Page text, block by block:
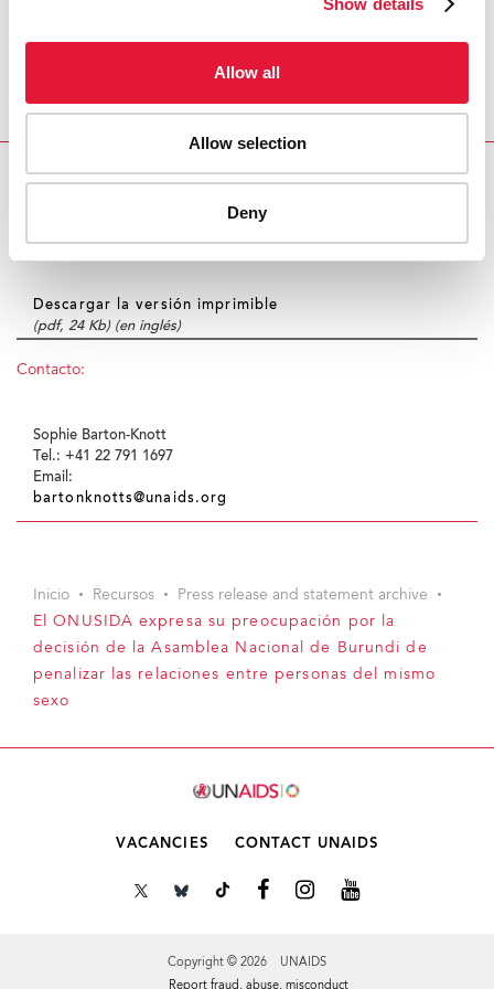
Allow all
Allow selection
Deny
acceso universal a la prevención, el tratamiento, la
atención y el apoyo relacionados con el VIH.
EL ONUSIDA EXPRESA SU PREOCUPACIÓN POR LA
Centro de Prensa:
Descargar la versión imprimible
(pdf, 24 Kb) (en inglés)
Contacto:
Sophie Barton-Knott
Tel.: +41 22 791 1697
Email:
bartonknotts@unaids.org
Inicio Recursos
Press release and statement archive
El ONUSIDA expresa su preocupación por la
decisión de la Asamblea Nacional de Burundi de
penalizar las relaciones entre personas del mismo
sexo
VACANCIES CONTACT UNAIDS
Copyright © 2026 UNAIDS
Report fraud, abuse, misconduct